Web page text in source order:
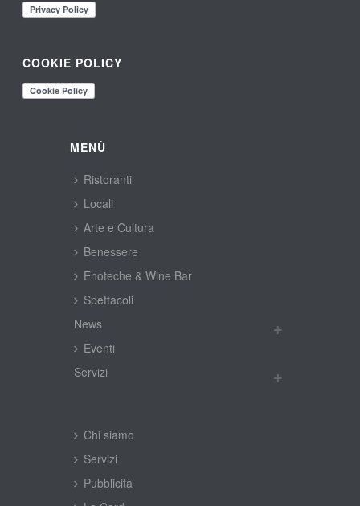
COOKIE POLICY
MENÙ
Ristoranti
Locali
Arte e Cultura
Benessere
Enoteche & Wine Bar
Spettacoli
New
Eventi
Servizi
Chi siamo
Servizi
Pubblicità